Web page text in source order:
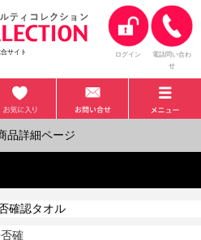
サイト ログイン
電話問い合わ
せ
品詳細ページ